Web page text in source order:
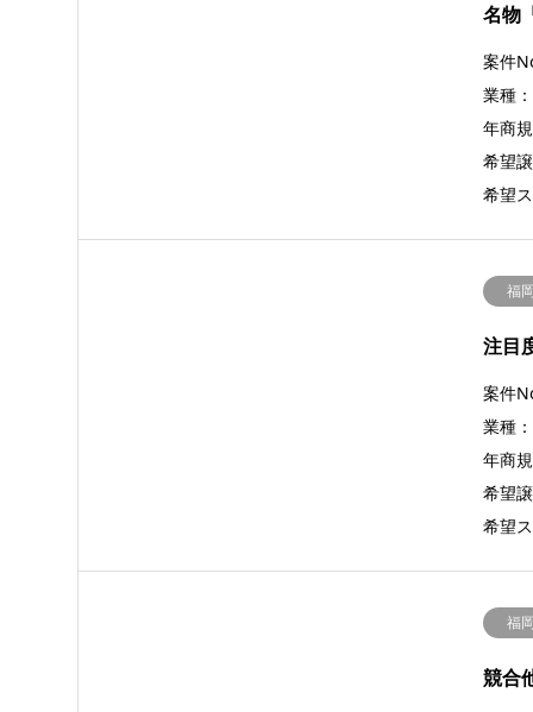
名物
案件
業種
年商
希望
希望
福
注目
案件
業種
年商
希望
希望
福
競合